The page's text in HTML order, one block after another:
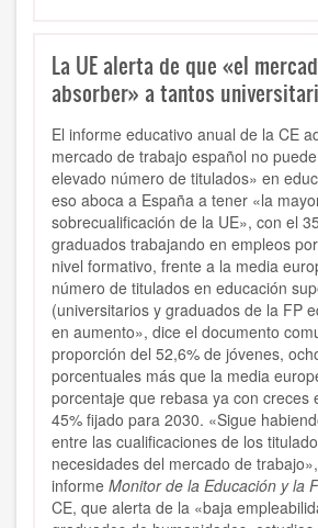
La UE alerta de que «el
absorber» a tantos
El informe educativo anual de la CE
mercado de trabajo español no
elevado número de titulados» en
eso aboca a España a tener «la
sobrecualificación de la UE», con el
graduados trabajando en empleos
nivel formativo, frente a la media
número de titulados en educación
(universitarios y graduados de la FP
en aumento», dice el documento
proporción del 52,6% de jóvenes,
porcentuales más que la media
porcentaje que rebasa ya con creces
45% fijado para 2030. «Sigue
entre las cualificaciones de los
necesidades del mercado de
informe Monitor de la Educación y la
CE, que alerta de la «baja